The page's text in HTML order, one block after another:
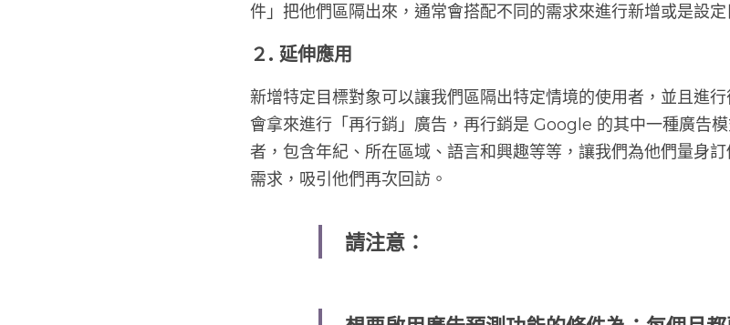
件」把他們區隔出來，通常會搭配不同的需求來進行新增或是設定
２. 延伸應用
新增特定目標對象可以讓我們區隔出特定情境的使用者，並且進
會拿來進行「再行銷」廣告，再行銷是 Google 的其中一種廣告
者，包含年紀、所在區域、語言和興趣等等，讓我們為他們量身
需求，吸引他們再次回訪。
請注意：